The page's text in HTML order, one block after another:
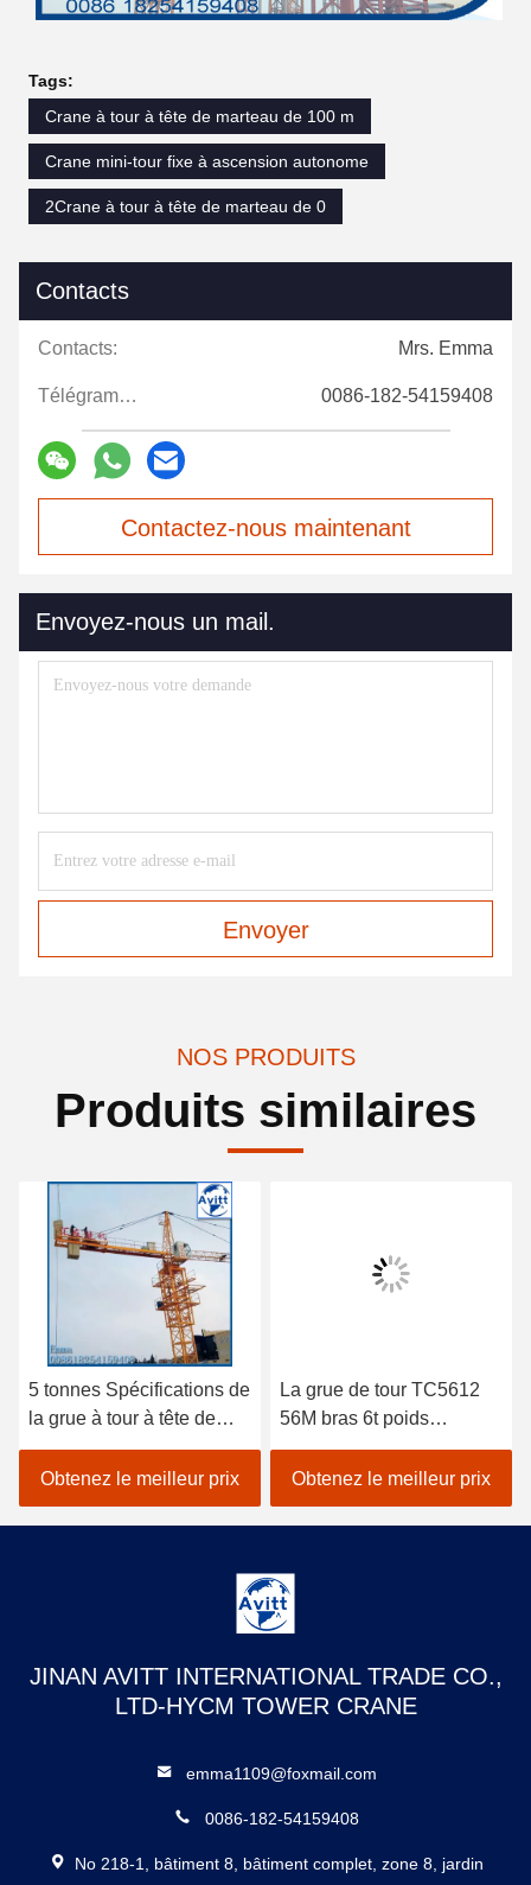
Tags:
Crane à tour à tête de marteau de 100 m
Crane mini-tour fixe à ascension autonome
2Crane à tour à tête de marteau de 0
Contacts
Contacts: Mrs. Emma
Télégramme: 0086-182-54159408
Contactez-nous maintenant
Envoyez-nous un mail.
Envoyer
NOS PRODUITS
Produits similaires
5 tonnes Spécifications de
la grue à tour à tête de
chat pour les projets de
construction civile
Obtenez le meilleur prix
La grue de tour TC5612
56M bras 6t poids
équipement de
construction de bâtiment
Obtenez le meilleur prix
JINAN AVITT INTERNATIONAL TRADE CO.,
LTD-HYCM TOWER CRANE
emma1109@foxmail.com
0086-182-54159408
No 218-1, bâtiment 8, bâtiment complet, zone 8, jardin